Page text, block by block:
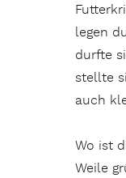
legen
durfte
stellte
auch
Wo ist
Weile